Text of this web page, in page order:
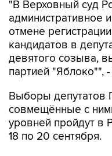
отмене
кандидатов в
девятого созыва,
партией "Яблоко"",
Выборы депутатов
уровней пройдут в
18 по 20 сентября.
Центризбирком